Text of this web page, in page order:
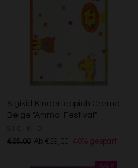
Sigikid Kinderteppich Creme
Beige "Animal Festival"
€65,00 Ab €39,00 40% gespart